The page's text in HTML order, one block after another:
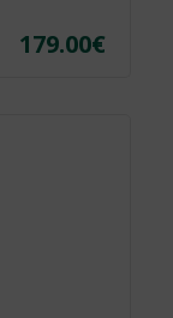
179.00€